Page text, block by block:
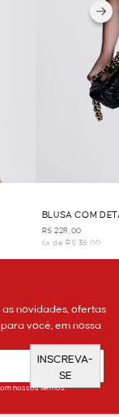
BLUSA COM
R$ 228,00
6x de R$ 38,00
novidades, ofertas
você, em nossa
INSCREVA-
SE
nossos termos.